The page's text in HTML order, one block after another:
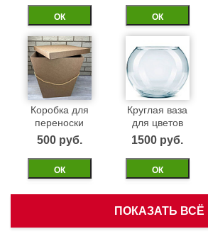
ОК ОК
Коробка для
переноски
500 pуб.
ОК
Круглая ваза
для цветов
1500 pуб.
ОК
ПОКАЗАТЬ ВСЁ